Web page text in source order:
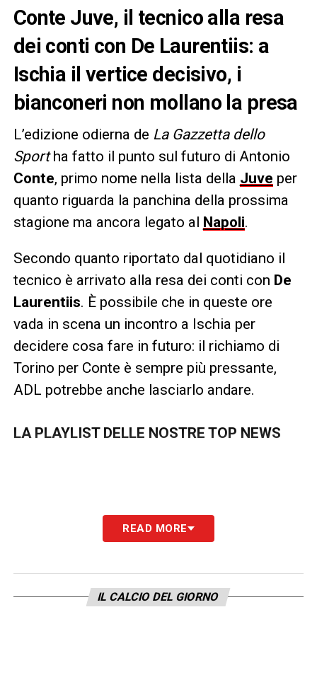
Conte Juve, il tecnico alla resa
dei conti con De Laurentiis: a
Ischia il vertice decisivo, i
bianconeri non mollano la presa
L’edizione odierna de La Gazzetta dello
Sportha fatto il punto sul futuro di Antonio
Conte, primo nome nella lista della Juve per
quanto riguarda la panchina della prossima
stagione ma ancora legato al Napoli.
Secondo quanto riportato dal quotidiano il
tecnico è arrivato alla resa dei conti con De
Laurentiis. È possibile che in queste ore
vada in scena un incontro a Ischia per
decidere cosa fare in futuro: il richiamo di
Torino per Conte è sempre più pressante,
ADL potrebbe anche lasciarlo andare.
LA PLAYLIST DELLE NOSTRE TOP NEWS
READ MORE
IL CALCIO DEL GIORNO